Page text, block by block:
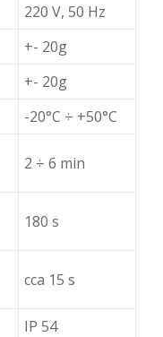
220 V, 50 Hz
+- 20g
+- 20g
-20°C ÷ +50°C
2 ÷ 6 min
180 s
cca 15 s
IP 54